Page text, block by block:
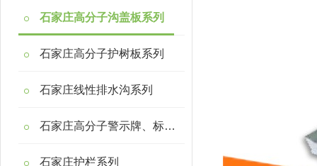
石家庄高分子沟盖板系列
石家庄高分子护树板系列
石家庄线性排水沟系列
石家庄高分子警示牌、标示桩系列
石家庄护栏系列